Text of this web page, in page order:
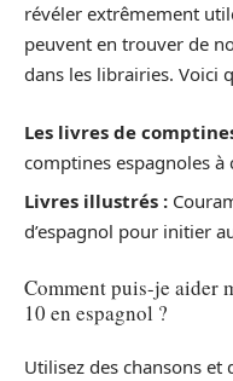
révéler extrêmement
peuvent en trouver de
dans les librairies. Voici
Les livres de
comptines espagnoles à
Livres illustrés :
d’espagnol pour initier
Comment puis-je aider
10 en espagnol ?
Utilisez des chansons et